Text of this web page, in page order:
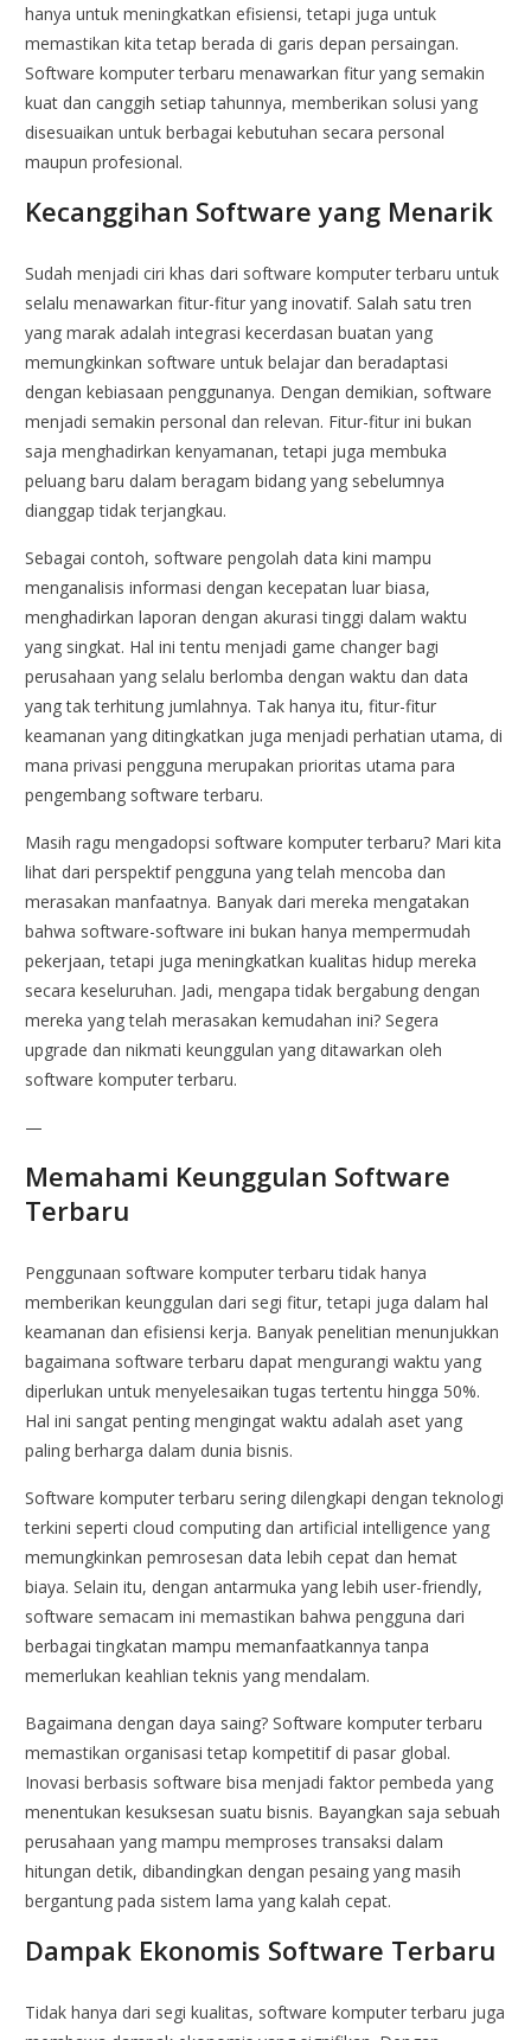
hanya untuk meningkatkan efisiensi, tetapi juga untuk
memastikan kita tetap berada di garis depan persaingan.
Software komputer terbaru menawarkan fitur yang semakin
kuat dan canggih setiap tahunnya, memberikan solusi yang
disesuaikan untuk berbagai kebutuhan secara personal
maupun profesional.
Kecanggihan Software yang Menarik
Sudah menjadi ciri khas dari software komputer terbaru untuk
selalu menawarkan fitur-fitur yang inovatif. Salah satu tren
yang marak adalah integrasi kecerdasan buatan yang
memungkinkan software untuk belajar dan beradaptasi
dengan kebiasaan penggunanya. Dengan demikian, software
menjadi semakin personal dan relevan. Fitur-fitur ini bukan
saja menghadirkan kenyamanan, tetapi juga membuka
peluang baru dalam beragam bidang yang sebelumnya
dianggap tidak terjangkau.
Sebagai contoh, software pengolah data kini mampu
menganalisis informasi dengan kecepatan luar biasa,
menghadirkan laporan dengan akurasi tinggi dalam waktu
yang singkat. Hal ini tentu menjadi game changer bagi
perusahaan yang selalu berlomba dengan waktu dan data
yang tak terhitung jumlahnya. Tak hanya itu, fitur-fitur
keamanan yang ditingkatkan juga menjadi perhatian utama, di
mana privasi pengguna merupakan prioritas utama para
pengembang software terbaru.
Masih ragu mengadopsi software komputer terbaru? Mari kita
lihat dari perspektif pengguna yang telah mencoba dan
merasakan manfaatnya. Banyak dari mereka mengatakan
bahwa software-software ini bukan hanya mempermudah
pekerjaan, tetapi juga meningkatkan kualitas hidup mereka
secara keseluruhan. Jadi, mengapa tidak bergabung dengan
mereka yang telah merasakan kemudahan ini? Segera
upgrade dan nikmati keunggulan yang ditawarkan oleh
software komputer terbaru.
—
Memahami Keunggulan Software
Terbaru
Penggunaan software komputer terbaru tidak hanya
memberikan keunggulan dari segi fitur, tetapi juga dalam hal
keamanan dan efisiensi kerja. Banyak penelitian menunjukkan
bagaimana software terbaru dapat mengurangi waktu yang
diperlukan untuk menyelesaikan tugas tertentu hingga 50%.
Hal ini sangat penting mengingat waktu adalah aset yang
paling berharga dalam dunia bisnis.
Software komputer terbaru sering dilengkapi dengan teknologi
terkini seperti cloud computing dan artificial intelligence yang
memungkinkan pemrosesan data lebih cepat dan hemat
biaya. Selain itu, dengan antarmuka yang lebih user-friendly,
software semacam ini memastikan bahwa pengguna dari
berbagai tingkatan mampu memanfaatkannya tanpa
memerlukan keahlian teknis yang mendalam.
Bagaimana dengan daya saing? Software komputer terbaru
memastikan organisasi tetap kompetitif di pasar global.
Inovasi berbasis software bisa menjadi faktor pembeda yang
menentukan kesuksesan suatu bisnis. Bayangkan saja sebuah
perusahaan yang mampu memproses transaksi dalam
hitungan detik, dibandingkan dengan pesaing yang masih
bergantung pada sistem lama yang kalah cepat.
Dampak Ekonomis Software Terbaru
Tidak hanya dari segi kualitas, software komputer terbaru juga